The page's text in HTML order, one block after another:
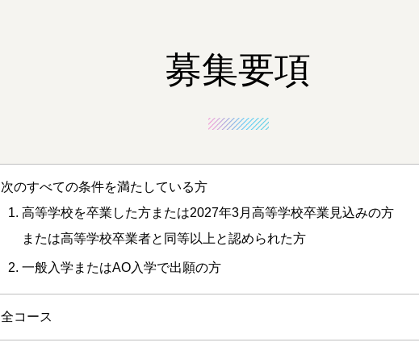
募集要項
次のすべての条件を満たしている方
高等学校を卒業した方または2027年3月高等学校卒業見込みの方
または高等学校卒業者と同等以上と認められた方
一般入学またはAO入学で出願の方
全コース